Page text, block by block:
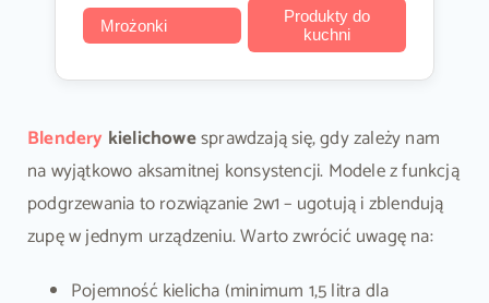
Mrożonki
Produkty do
kuchni
Blendery kielichowesprawdzają się, gdy zależy nam
na wyjątkowo aksamitnej konsystencji. Modele z funkcją
podgrzewania to rozwiązanie 2w1 – ugotują i zblendują
zupę w jednym urządzeniu. Warto zwrócić uwagę na:
Pojemność kielicha (minimum 1,5 litra dla